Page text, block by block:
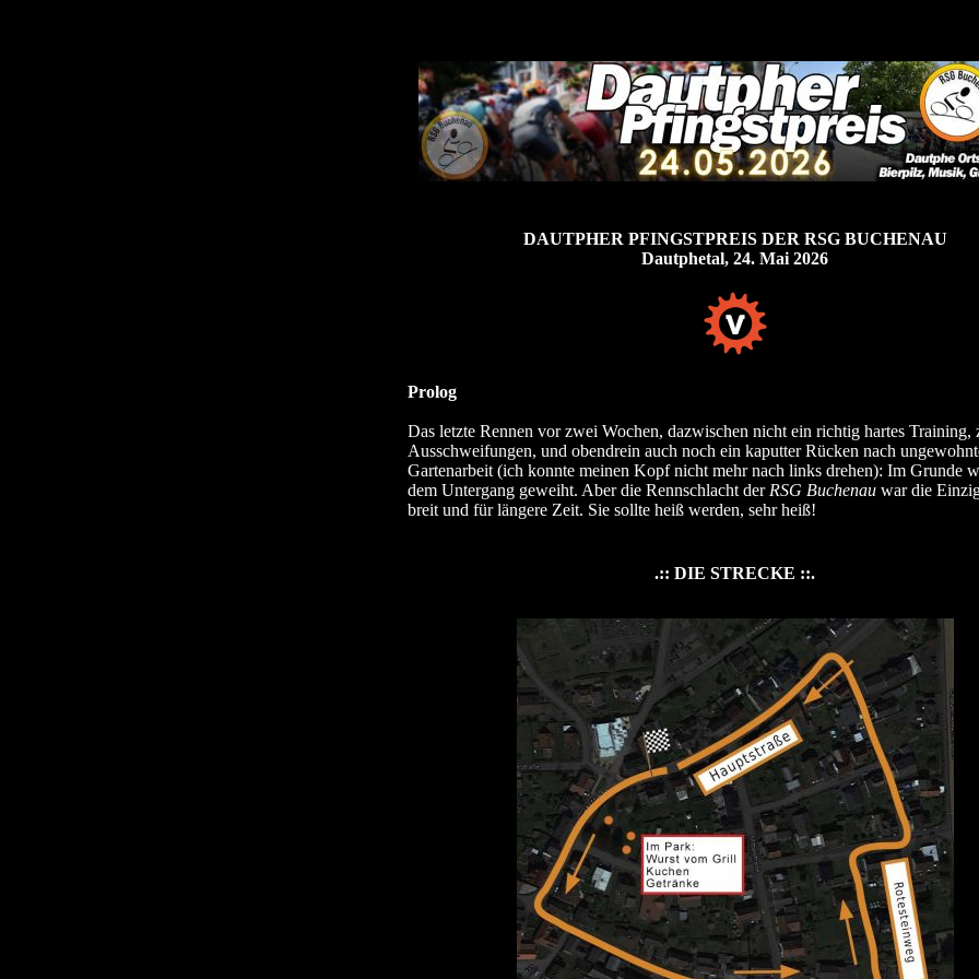
DAUTPHER PFINGSTPREIS DER RSG BUCHENAU
Dautphetal, 24. Mai 2026
Prolog
Das letzte Rennen vor zwei Wochen, dazwischen nicht ein richtig hartes Training,
Ausschweifungen, und obendrein auch noch ein kaputter Rücken nach
Gartenarbeit (ich konnte meinen Kopf nicht mehr nach links drehen): Im Grunde
dem Untergang geweiht. Aber die Rennschlacht der RSG Buchenauwar die
breit und für längere Zeit. Sie sollte heiß werden, sehr heiß!
.:: DIE STRECKE ::.